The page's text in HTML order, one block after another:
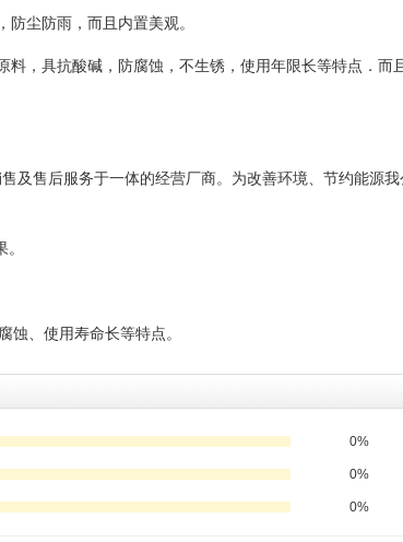
尘防雨，而且内置美观。
，具抗酸碱，防腐蚀，不生锈，使用年限长等特点．而
及售后服务于一体的经营厂商。为改善环境、节约能源
、使用寿命长等特点。